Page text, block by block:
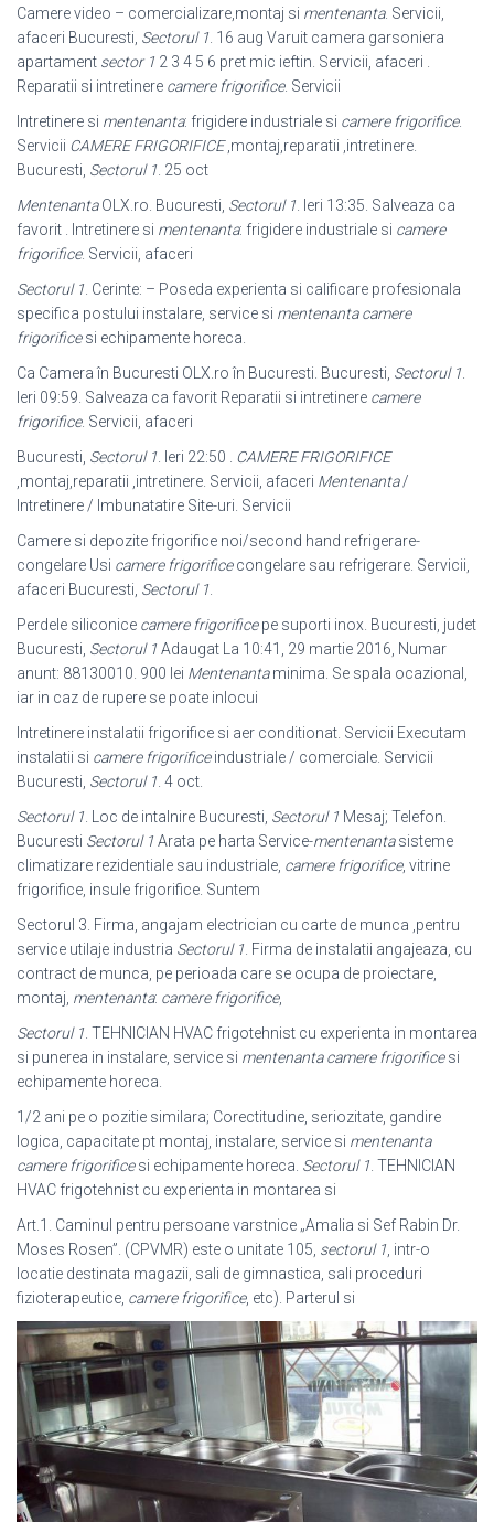
Camere video – comercializare,montaj si mentenanta. Servicii,
afaceri Bucuresti, Sectorul 1 . 16 aug Varuit camera garsoniera
apartament sector 1 2 3 4 5 6 pret mic ieftin. Servicii, afaceri .
Reparatii si intretinere camere frigorifice. Servicii
Intretinere si mentenanta: frigidere industriale si camere frigorifice.
Servicii CAMERE FRIGORIFICE,montaj,reparatii ,intretinere.
Bucuresti, Sectorul 1 . 25 oct
MentenantaOLX.ro. Bucuresti, Sectorul 1 . Ieri 13:35. Salveaza ca
favorit . Intretinere si mentenanta: frigidere industriale si camere
frigorifice. Servicii, afaceri
Sectorul 1 . Cerinte: – Poseda experienta si calificare profesionala
specifica postului instalare, service si mentenanta camere
frigorificesi echipamente horeca.
Ca Camera în Bucuresti OLX.ro în Bucuresti. Bucuresti, Sectorul 1
Ieri 09:59. Salveaza ca favorit Reparatii si intretinere camere
frigorifice. Servicii, afaceri
Bucuresti, Sectorul 1 . Ieri 22:50 . CAMERE FRIGORIFICE
,montaj,reparatii , intretinere. Servicii, afaceri Mentenanta/
Intretinere / Imbunatatire Site-uri. Servicii
Camere si depozite frigorifice noi/second hand refrigerare-
congelare Usi camere frigorificecongelare sau refrigerare. Servicii,
afaceri Bucuresti, Sectorul 1
Perdele siliconice camere frigorificepe suporti inox. Bucuresti, judet
Bucuresti, Sectorul 1 Adaugat La 10:41, 29 martie 2016, Numar
anunt: 88130010. 900 lei Mentenantaminima. Se spala ocazional,
iar in caz de rupere se poate inlocui
Intretinere instalatii frigorifice si aer conditionat. Servicii Executam
instalatii si camere frigorificeindustriale / comerciale. Servicii
Bucuresti, Sectorul 1 . 4 oct.
Sectorul 1 . Loc de intalnire Bucuresti, Sectorul 1 Mesaj; Telefon.
Bucuresti Sectorul 1 Arata pe harta Service-mentenantasisteme
climatizare rezidentiale sau industriale, camere frigorifice, vitrine
frigorifice, insule frigorifice. Suntem
Sectorul 3. Firma, angajam electrician cu carte de munca ,pentru
service utilaje industria Sectorul 1 . Firma de instalatii angajeaza, cu
contract de munca, pe perioada care se ocupa de proiectare,
montaj, mentenanta: camere frigorifice,
Sectorul 1 . TEHNICIAN HVAC frigotehnist cu experienta in montarea
si punerea in instalare, service si mentenanta camere frigorificesi
echipamente horeca.
1/2 ani pe o pozitie similara; Corectitudine, seriozitate, gandire
logica, capacitate pt montaj, instalare, service si mentenanta
camere frigorificesi echipamente horeca. Sectorul 1 . TEHNICIAN
HVAC frigotehnist cu experienta in montarea si
Art.1. Caminul pentru persoane varstnice „Amalia si Sef Rabin Dr.
Moses Rosen”. (CPVMR) este o unitate 105, sectorul 1 , intr-o
locatie destinata magazii, sali de gimnastica, sali proceduri
fizioterapeutice, camere frigorifice, etc). Parterul si